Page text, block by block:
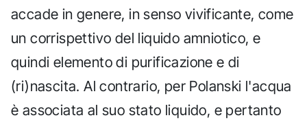
accade in genere, in senso vivificante, come
un corrispettivo del liquido amniotico, e
quindi elemento di purificazione e di
(ri)nascita. Al contrario, per Polanski l'acqua
è associata al suo stato liquido, e pertanto